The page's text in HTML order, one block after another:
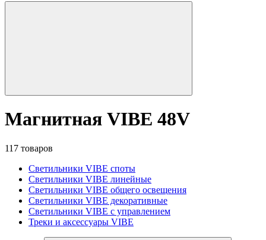
Магнитная VIBE 48V
117 товаров
Светильники VIBE споты
Светильники VIBE линейные
Светильники VIBE общего освещения
Светильники VIBE декоративные
Светильники VIBE с управлением
Треки и аксессуары VIBE